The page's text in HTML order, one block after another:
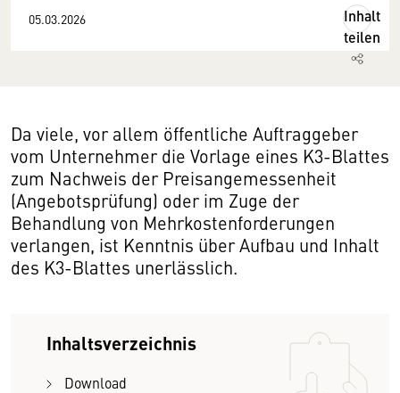
05.03.2026
Inhalt
teilen
Da viele, vor allem öffentliche Auftraggeber
vom Unternehmer die Vorlage eines K3-Blattes
zum Nachweis der Preisangemessenheit
(Angebotsprüfung) oder im Zuge der
Behandlung von Mehrkostenforderungen
verlangen, ist Kenntnis über Aufbau und Inhalt
des K3-Blattes unerlässlich.
Inhaltsverzeichnis
Download